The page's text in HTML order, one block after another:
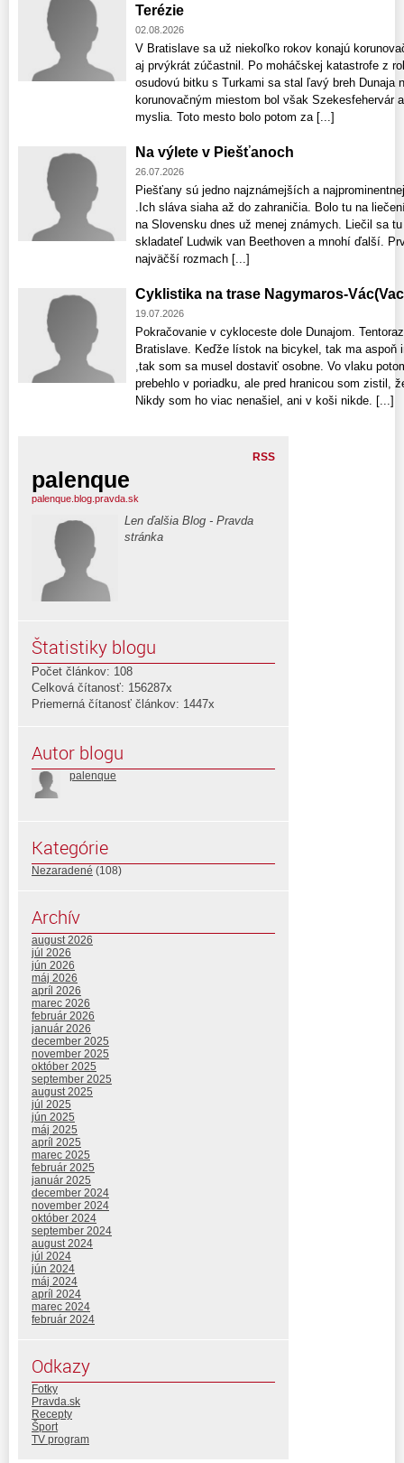
Terézie
02.08.2026
V Bratislave sa už niekoľko rokov konajú
aj prvýkrát zúčastnil. Po moháčskej katastrofe z
osudovú bitku s Turkami sa stal ľavý breh Dunaja
korunovačným miestom bol však Szekesfehervár
myslia. Toto mesto bolo potom za [...]
Na výlete v Piešťanoch
26.07.2026
Piešťany sú jedno najznámejších a
.Ich sláva siaha až do zahraničia. Bolo tu na
na Slovensku dnes už menej známych. Liečil sa
skladateľ Ludwik van Beethoven a mnohí ďalší.
najväčší rozmach [...]
Cyklistika na trase Nagymaros-
19.07.2026
Pokračovanie v cykloceste dole Dunajom.
Bratislave. Keďže lístok na bicykel, tak ma aspoň
,tak som sa musel dostaviť osobne. Vo vlaku
prebehlo v poriadku, ale pred hranicou som zistil,
Nikdy som ho viac nenašiel, ani v koši nikde. [...]
RSS
palenque
palenque.blog.pravda.sk
Len ďalšia Blog - Pravda
stránka
Štatistiky blogu
Počet článkov: 108
Celková čítanosť: 156287x
Priemerná čítanosť článkov: 1447x
Autor blogu
palenque
Kategórie
Nezaradené (108)
Archív
august 2026
júl 2026
jún 2026
máj 2026
apríl 2026
marec 2026
február 2026
január 2026
december 2025
november 2025
október 2025
september 2025
august 2025
júl 2025
jún 2025
máj 2025
apríl 2025
marec 2025
február 2025
január 2025
december 2024
november 2024
október 2024
september 2024
august 2024
júl 2024
jún 2024
máj 2024
apríl 2024
marec 2024
február 2024
Odkazy
Fotky
Pravda.sk
Recepty
Šport
TV program